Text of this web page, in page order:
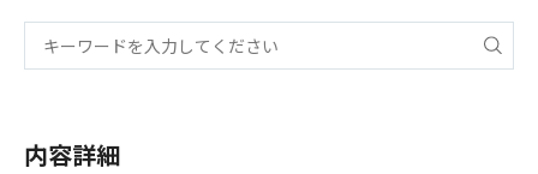
内容詳細